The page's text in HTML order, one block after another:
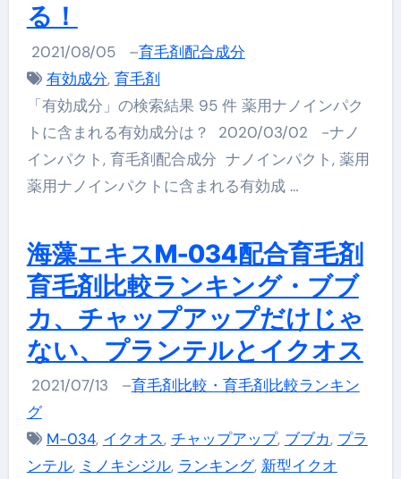
る！
2021/08/05 –育毛剤配合成分
有効成分, 育毛剤
「有効成分」の検索結果 95 件 薬用ナノインパク
トに含まれる有効成分は？ 2020/03/02 -ナノ
インパクト, 育毛剤配合成分 ナノインパクト, 薬用
薬用ナノインパクトに含まれる有効成 …
海藻エキスM-034配合育毛剤
育毛剤比較ランキング・ブブ
カ、チャップアップだけじゃ
ない、プランテルとイクオス
2021/07/13 –育毛剤比較・育毛剤比較ランキン
グ
M-034, イクオス, チャップアップ, ブブカ, プラ
ンテル, ミノキシジル, ランキング, 新型イクオ